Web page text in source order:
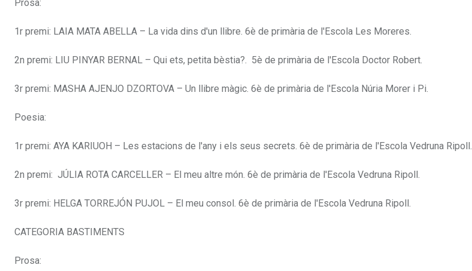
Prosa:
1r premi: LAIA MATA ABELLA – La vida dins d'un llibre. 6è de primària de l'Escola Les Moreres.
2n premi: LIU PINYAR BERNAL – Qui ets, petita bèstia?. 5è de primària de l'Escola Doctor Robert.
3r premi: MASHA AJENJO DZORTOVA – Un llibre màgic. 6è de primària de l'Escola Núria Morer i Pi.
Poesia:
1r premi: AYA KARIUOH – Les estacions de l'any i els seus secrets. 6è de primària de l'Escola Vedruna Ripoll.
2n premi: JÚLIA ROTA CARCELLER – El meu altre món. 6è de primària de l'Escola Vedruna Ripoll.
3r premi: HELGA TORREJÓN PUJOL – El meu consol. 6è de primària de l'Escola Vedruna Ripoll.
CATEGORIA BASTIMENTS
Prosa: